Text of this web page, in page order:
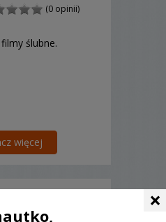
(0 opinii)
ślubne.
więcej
×